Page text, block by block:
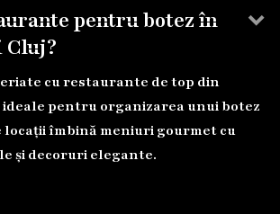
pentru botez în
Cluj?
keyboard_arrow_down
cu restaurante de top din
ideale pentru organizarea unui botez
locații îmbină meniuri gourmet cu
și decoruri elegante.